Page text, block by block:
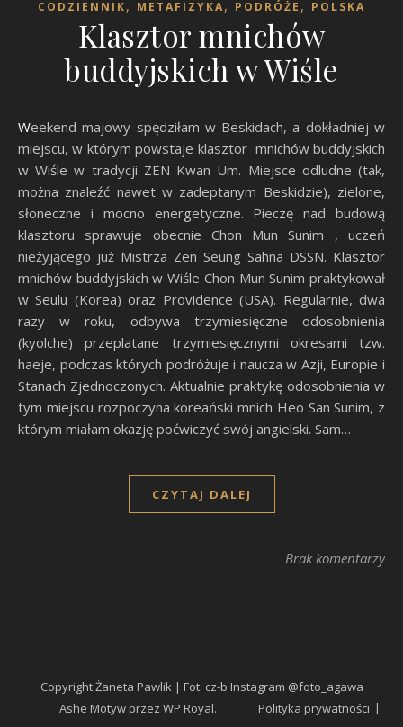
CODZIENNIK, METAFIZYKA, PODRÓŻE , POLSKA
Klasztor mnichów
buddyjskich w Wiśle
Weekend majowy spędziłam w Beskidach, a dokładniej w
miejscu, w którym powstaje klasztor mnichów buddyjskich
w Wiśle w tradycji ZEN Kwan Um. Miejsce odludne (tak,
można znaleźć nawet w zadeptanym Beskidzie), zielone,
słoneczne i mocno energetyczne. Pieczę nad budową
klasztoru sprawuje obecnie Chon Mun Sunim , uczeń
nieżyjącego już Mistrza Zen Seung Sahna DSSN. Klasztor
mnichów buddyjskich w Wiśle Chon Mun Sunim praktykował
w Seulu (Korea) oraz Providence (USA). Regularnie, dwa
razy w roku, odbywa trzymiesięczne odosobnienia
(kyolche) przeplatane trzymiesięcznymi okresami tzw.
haeje, podczas których podróżuje i naucza w Azji, Europie i
Stanach Zjednoczonych. Aktualnie praktykę odosobnienia w
tym miejscu rozpoczyna koreański mnich Heo San Sunim, z
którym miałam okazję poćwiczyć swój angielski. Sam…
CZYTAJ DALEJ
Brak komentarzy
Copyright Żaneta Pawlik | Fot. cz-b Instagram @foto_agawa
Polityka prywatności
Ashe Motyw przez WP Royal.